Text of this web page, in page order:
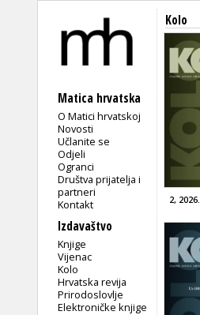
Matica hrvatska
O Matici hrvatskoj
Novosti
Učlanite se
Odjeli
Ogranci
Društva prijatelja i
partneri
Kontakt
Izdavaštvo
Knjige
Vijenac
Kolo
Hrvatska revija
Prirodoslovlje
Elektroničke knjige
Kolo
2, 2026.